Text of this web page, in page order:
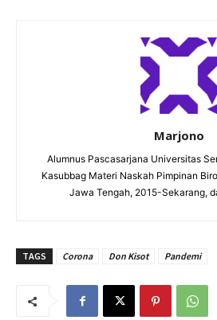
Marjono
Alumnus Pascasarjana Universitas
Kasubbag Materi Naskah Pimpinan
Jawa Tengah, 2015-Sekarang,
TAGS Corona Don Kisot Pandemi